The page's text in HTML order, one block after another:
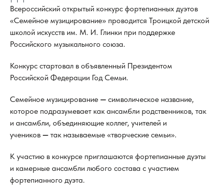
Всероссийский открытый конкурс фортепианных дуэтов
«Семейное музицирование» проводится Троицкой детской
школой искусств им. М. И. Глинки при поддержке
Российского музыкального союза.
Конкурс стартовал в объявленный Президентом
Российской Федерации Год Семьи.
Семейное музицирование — символическое название,
которое подразумевает как ансамбли родственников, так
и ансамбли, объединяющие коллег, учителей и
учеников — так называемые «творческие семьи».
К участию в конкурсе приглашаются фортепианные дуэты
и камерные ансамбли любого состава с участием
фортепианного дуэта.